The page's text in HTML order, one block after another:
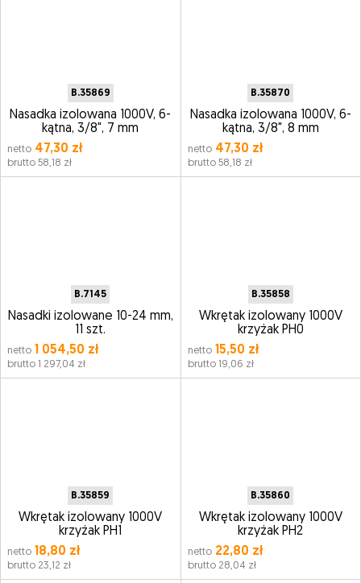
B.35869
Nasadka izolowana 1000V, 6-
kątna, 3/8", 7 mm
netto 47,30 zł
brutto 58,18 zł
B.35870
Nasadka izolowana 1000V, 6-
kątna, 3/8", 8 mm
netto47,30 zł
brutto 58,18 zł
B.7145
Nasadki izolowane 10-24 mm,
11 szt.
netto 1 054,50 zł
brutto 1 297,04 zł
B.35858
Wkrętak izolowany 1000V
krzyżak PH0
netto15,50 zł
brutto 19,06 zł
B.35859
Wkrętak izolowany 1000V
krzyżak PH1
netto 18,80 zł
brutto 23,12 zł
B.35860
Wkrętak izolowany 1000V
krzyżak PH2
netto22,80 zł
brutto 28,04 zł